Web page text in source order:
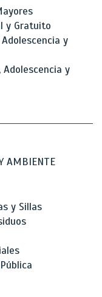
y Gratuito
y
y
AMBIENTE
y Sillas